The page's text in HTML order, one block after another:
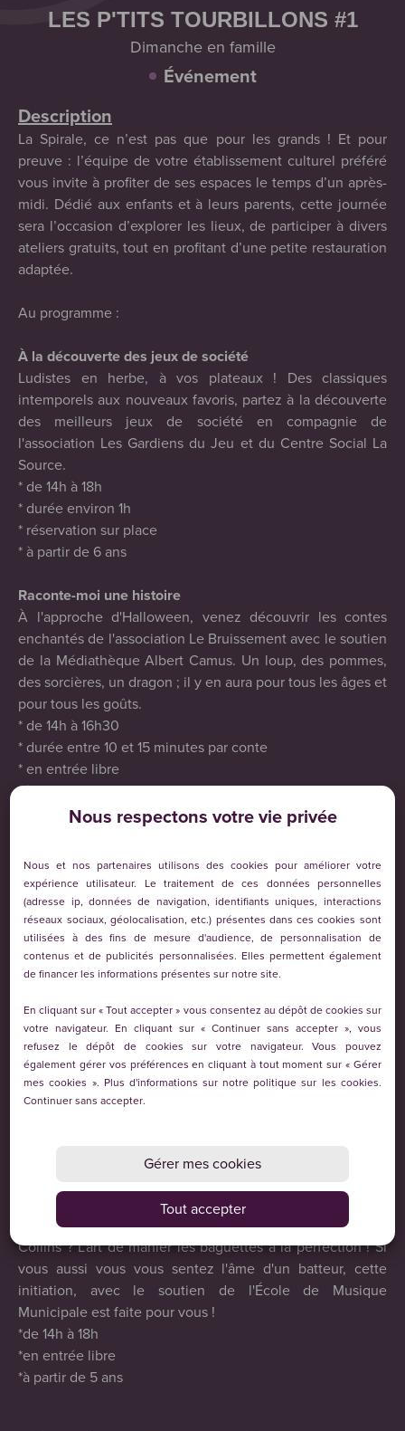
LES P'TITS TOURBILLONS #1
Dimanche en famille
Événement
Description
La Spirale, ce n’est pas que pour les grands ! Et pour
preuve : l’équipe de votre établissement culturel préféré
vous invite à profiter de ses espaces le temps d’un après-
midi. Dédié aux enfants et à leurs parents, cette journée
sera l’occasion d’explorer les lieux, de participer à divers
ateliers gratuits, tout en profitant d’une petite restauration
adaptée.
Au programme :
À la découverte des jeux de société
Ludistes en herbe, à vos plateaux ! Des classiques
intemporels aux nouveaux favoris, partez à la découverte
des meilleurs jeux de société en compagnie de
l'association Les Gardiens du Jeu et du Centre Social La
Source.
* de 14h à 18h
* durée environ 1h
* réservation sur place
* à partir de 6 ans
Raconte-moi une histoire
À l'approche d'Halloween, venez découvrir les contes
enchantés de l'association Le Bruissement avec le soutien
de la Médiathèque Albert Camus. Un loup, des pommes,
des sorcières, un dragon ; il y en aura pour tous les âges et
pour tous les goûts.
* de 14h à 16h30
* durée entre 10 et 15 minutes par conte
* en entrée libre
* à partir de 5 ans
Libérez la star qui sommeille en vous et venez vous
déchainer sur les meilleurs titres du moment. Des
classiques animés aux standards actuels, chacun y
trouvera son compte.
* de 14h à 18h
* en entrée libre
Tattoos & makeup
Envie de parfaire son look ? Un espace tattoo et makeup
pour enfants sera installé pour l'occasion avec le soutien
de l'Atelier Quelque P'Art.
Initiation aux percussions
Qu'ont en commun Lars Ulrich, Dave Grohl ou encore Phil
Collins ? L'art de manier les baguettes à la perfection ! Si
vous aussi vous vous sentez l'âme d'un batteur, cette
initiation, avec le soutien de l'École de Musique
Municipale est faite pour vous !
*de 14h à 18h
*en entrée libre
*à partir de 5 ans
Nous respectons votre vie privée
Nous et nos partenaires utilisons des cookies pour améliorer votre
expérience utilisateur. Le traitement de ces données personnelles
(adresse ip, données de navigation, identifiants uniques, interactions
réseaux sociaux, géolocalisation, etc.) présentes dans ces cookies sont
utilisées à des fins de mesure d'audience, de personnalisation de
contenus et de publicités personnalisées. Elles permettent également
de financer les informations présentes sur notre site.
En cliquant sur « Tout accepter » vous consentez au dépôt de cookies sur
votre navigateur. En cliquant sur « Continuer sans accepter », vous
refusez le dépôt de cookies sur votre navigateur. Vous pouvez
également gérer vos préférences en cliquant à tout moment sur « Gérer
mes cookies ». Plus d'informations sur notre politique sur les cookies.
Continuer sans accepter.
Gérer mes cookies
Tout accepter